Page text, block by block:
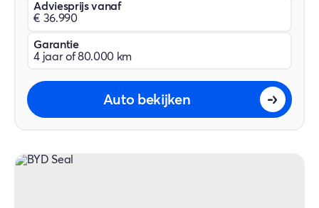
Adviesprijs vanaf
€ 36.990
Garantie
4 jaar of 80.000 km
Auto bekijken